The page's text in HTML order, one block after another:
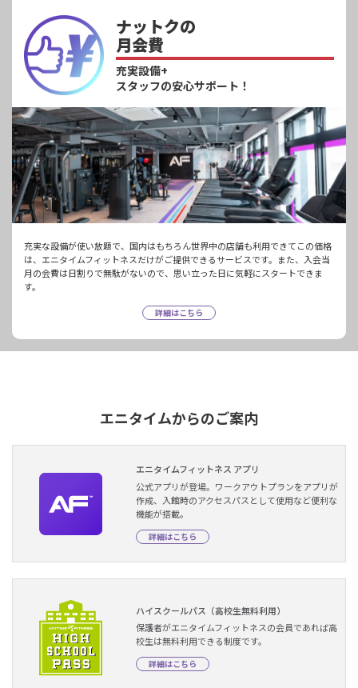
ナットクの
月会費
充実設備+
スタッフの安心サポート！
充実な設備が使い放題で、国内はもちろん世界中の店舗も利用できてこの価格
は、エニタイムフィットネスだけがご提供できるサービスです。また、入会当
月の会費は日割りで無駄がないので、思い立った日に気軽にスタートできま
す。
詳細はこちら
エニタイムからのご案内
エニタイムフィットネス アプリ
公式アプリが登場。ワークアウトプランをアプリが
作成、入館時のアクセスパスとして使用など便利な
機能が搭載。
詳細はこちら
ハイスクールパス（高校生無料利用）
保護者がエニタイムフィットネスの会員であれば高
校生は無料利用できる制度です。
詳細はこちら